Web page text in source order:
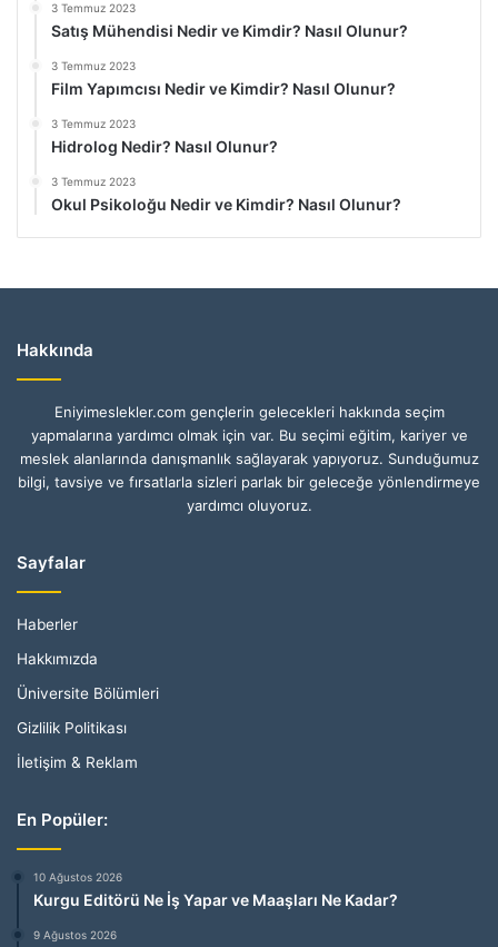
3 Temmuz 2023
Satış Mühendisi Nedir ve Kimdir? Nasıl Olunur?
3 Temmuz 2023
Film Yapımcısı Nedir ve Kimdir? Nasıl Olunur?
3 Temmuz 2023
Hidrolog Nedir? Nasıl Olunur?
3 Temmuz 2023
Okul Psikoloğu Nedir ve Kimdir? Nasıl Olunur?
Hakkında
Eniyimeslekler.com gençlerin gelecekleri hakkında seçim
yapmalarına yardımcı olmak için var. Bu seçimi eğitim, kariyer ve
meslek alanlarında danışmanlık sağlayarak yapıyoruz. Sunduğumuz
bilgi, tavsiye ve fırsatlarla sizleri parlak bir geleceğe yönlendirmeye
yardımcı oluyoruz.
Sayfalar
Haberler
Hakkımızda
Üniversite Bölümleri
Gizlilik Politikası
İletişim & Reklam
En Popüler:
10 Ağustos 2026
Kurgu Editörü Ne İş Yapar ve Maaşları Ne Kadar?
9 Ağustos 2026